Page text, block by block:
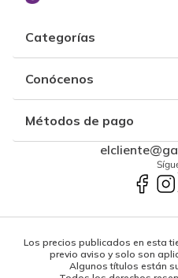
Categorías
Conócenos
Métodos de pago
Los precios publicados en esta
previo aviso y solo son
Algunos títulos están